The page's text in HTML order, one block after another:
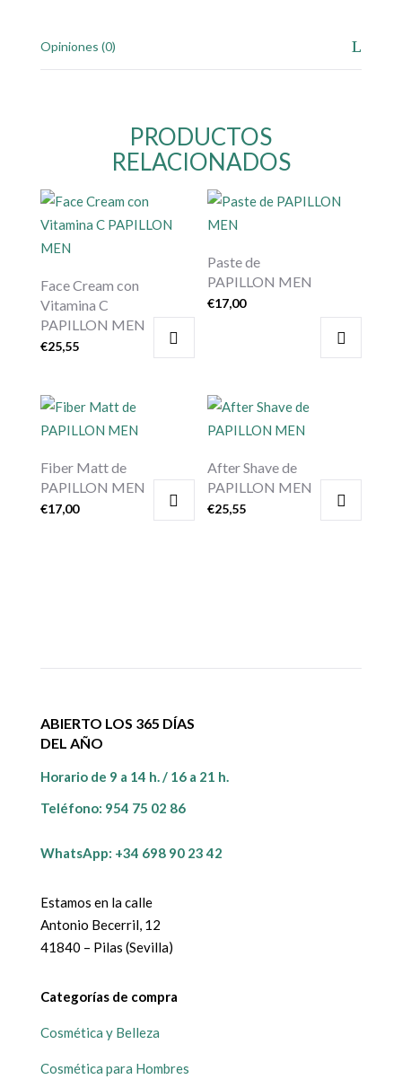
Opiniones (0)
PRODUCTOS
RELACIONADOS
Face Cream con
Vitamina C
PAPILLON MEN
€25,55
Paste de
PAPILLON MEN
€17,00
Fiber Matt de
PAPILLON MEN
€17,00
After Shave de
PAPILLON MEN
€25,55
ABIERTO LOS 365 DÍAS
DEL AÑO
Horario de 9 a 14 h. / 16 a 21 h.
Teléfono: 954 75 02 86
WhatsApp: +34 698 90 23 42
Estamos en la calle
Antonio Becerril, 12
41840 – Pilas (Sevilla)
Categorías de compra
Cosmética y Belleza
Cosmética para Hombres